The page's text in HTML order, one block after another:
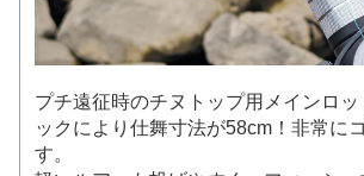
プチ遠征時のチヌトップ用メインロ
ックにより仕舞寸法が58cm！非常に
す。